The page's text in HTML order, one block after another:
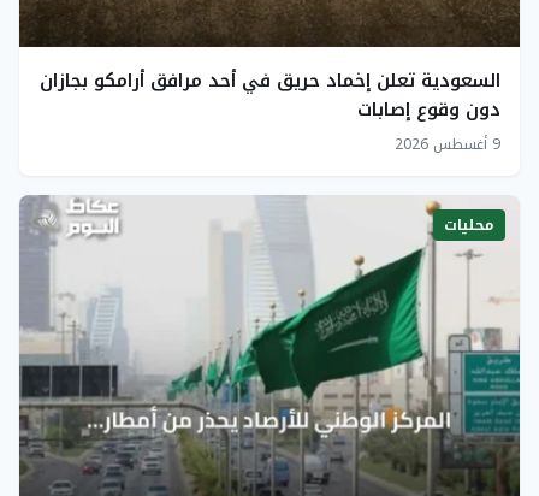
السعودية تعلن إخماد حريق في أحد مرافق أرامكو بجازان
دون وقوع إصابات
9 أغسطس 2026
محليات